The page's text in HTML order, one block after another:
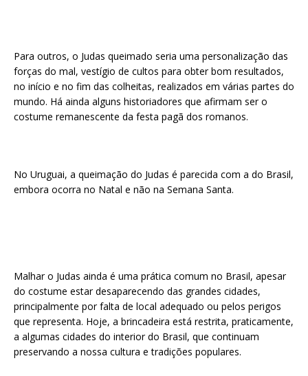
Para outros, o Judas queimado seria uma personalização das
forças do mal, vestígio de cultos para obter bom resultados,
no início e no fim das colheitas, realizados em várias partes do
mundo. Há ainda alguns historiadores que afirmam ser o
costume remanescente da festa pagã dos romanos.
No Uruguai, a queimação do Judas é parecida com a do Brasil,
embora ocorra no Natal e não na Semana Santa.
Malhar o Judas ainda é uma prática comum no Brasil, apesar
do costume estar desaparecendo das grandes cidades,
principalmente por falta de local adequado ou pelos perigos
que representa. Hoje, a brincadeira está restrita, praticamente,
a algumas cidades do interior do Brasil, que continuam
preservando a nossa cultura e tradições populares.